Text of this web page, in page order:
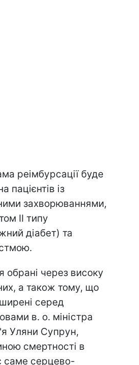
реімбурсації буде
пацієнтів із
захворюваннями,
II типу
діабет) та
обрані через високу
а також тому, що
серед
в. о. міністра
Уляни Супрун,
смертності в
саме серцево-